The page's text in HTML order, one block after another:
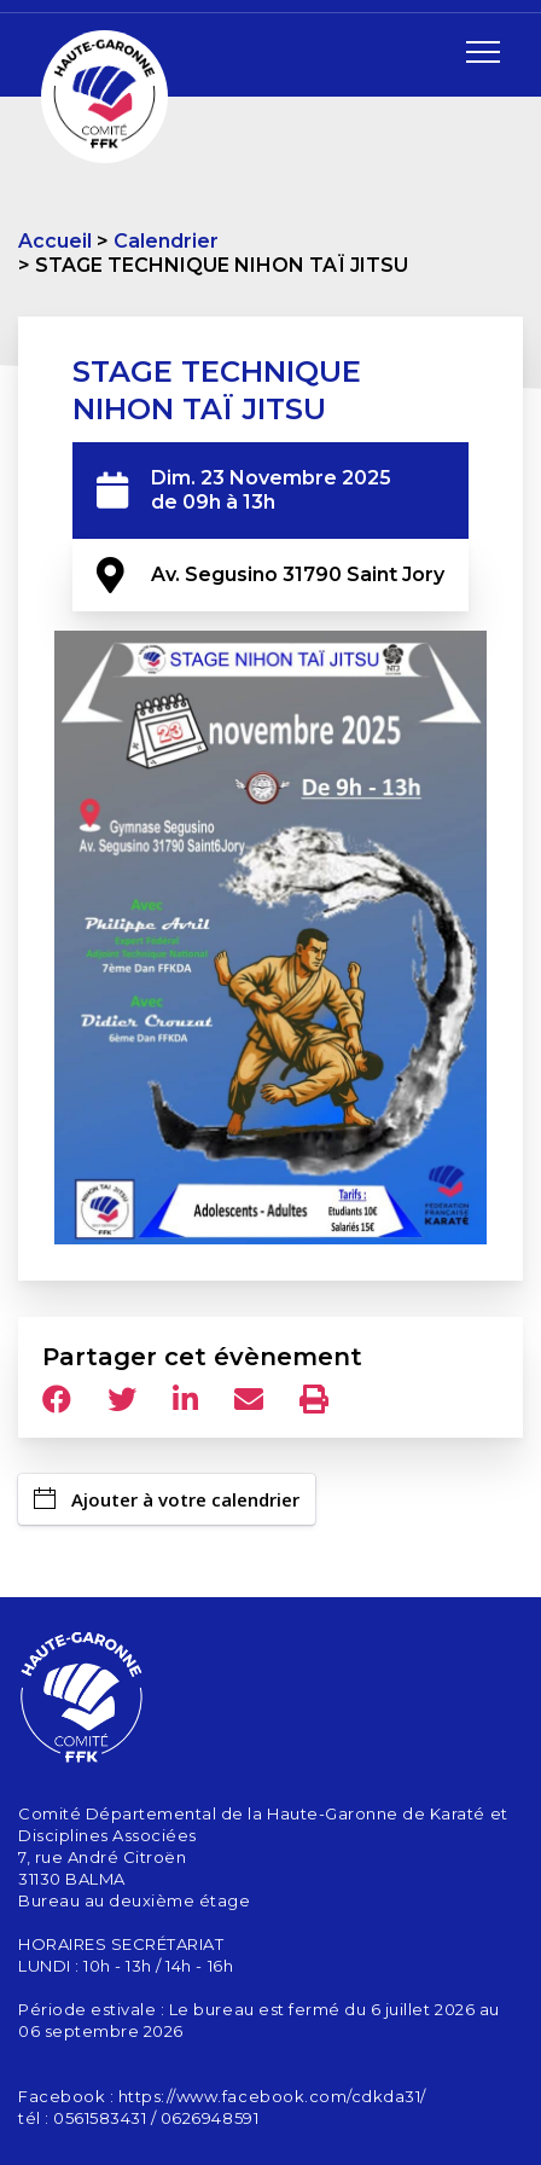
Accueil
Calendrier
STAGE TECHNIQUE NIHON TAÏ JITSU
STAGE TECHNIQUE
NIHON TAÏ JITSU
Dim. 23 Novembre 2025
de 09h à 13h
Av. Segusino 31790 Saint Jory
Partager cet évènement
Ajouter à votre calendrier
Comité Départemental de la Haute-Garonne de Karaté et
Disciplines Associées
7, rue André Citroën
31130 BALMA
Bureau au deuxième étage
HORAIRES SECRÉTARIAT
LUNDI : 10h - 13h / 14h - 16h
Période estivale : Le bureau est fermé du 6 juillet 2026 au
06 septembre 2026
Facebook : https://www.facebook.com/cdkda31/
tél : 0561583431 / 0626948591